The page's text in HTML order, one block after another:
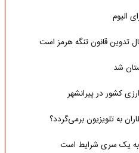
الیوم
تدوین قانون تنگه هرمز است
شد
کشور در پیرانشهر
به تلویزیون برمی‌گردد؟
به یک سری شرایط است